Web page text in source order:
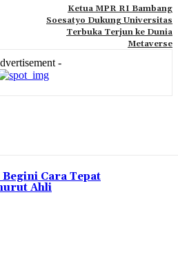
Ketua MPR RI Bambang
Soesatyo Dukung Universitas
Terbuka Terjun ke Dunia
Metaverse
-
Cara Tepat
Ahli